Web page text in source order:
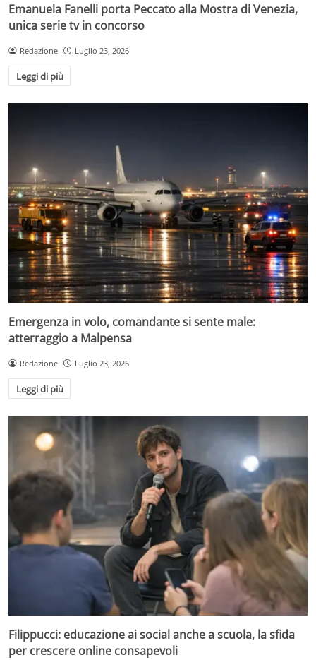
Emanuela Fanelli porta Peccato alla Mostra di Venezia,
unica serie tv in concorso
Redazione Luglio 23, 2026
Leggi di più
Emergenza in volo, comandante si sente male:
atterraggio a Malpensa
Redazione Luglio 23, 2026
Leggi di più
Filippucci: educazione ai social anche a scuola, la sfida
per crescere online consapevoli